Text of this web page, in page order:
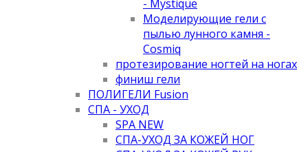
- Mystique
Моделирующие гели с
пылью лунного камня -
Cosmiq
протезирование ногтей на ногах
финиш гели
ПОЛИГЕЛИ Fusion
СПА - УХОД
SPA NEW
СПА-УХОД ЗА КОЖЕЙ НОГ